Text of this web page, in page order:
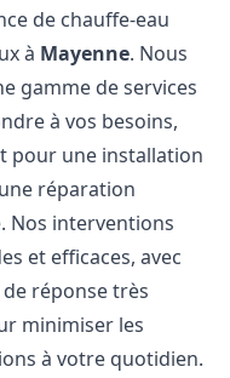
de chauffe-eau
à Mayenne. Nous
gamme de services
à vos besoins,
pour une installation
réparation
Nos interventions
et efficaces, avec
réponse très
minimiser les
à votre quotidien.